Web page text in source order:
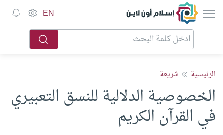
إسلام أون لاين EN
الرئيسية شريعة
الخصوصية الدلالية للنسق التعبيري
في القرآن الكريم